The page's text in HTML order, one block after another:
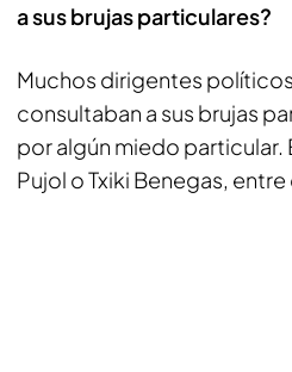
a sus brujas particulares?
Muchos dirigentes
consultaban a sus brujas
por algún miedo particular.
Pujol o Txiki Benegas,